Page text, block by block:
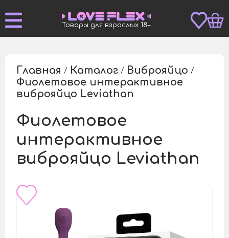
Товары для взрослых 18+
Главная / Каталог / Виброяйцо /
Фиолетовое интерактивное
виброяйцо Leviathan
Фиолетовое
интерактивное
виброяйцо Leviathan